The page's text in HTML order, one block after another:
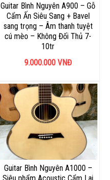
Guitar Bình Nguyên A900 – Gỗ
Cẩm Ấn Siêu Sang + Bavel
sang trọng – Âm thanh tuyệt
cú mèo – Không Đối Thủ 7-
10tr
9.000.000 VNĐ
Guitar Bình Nguyên A1000 –
Siêu phẩm Acoustic Cẩm Lai